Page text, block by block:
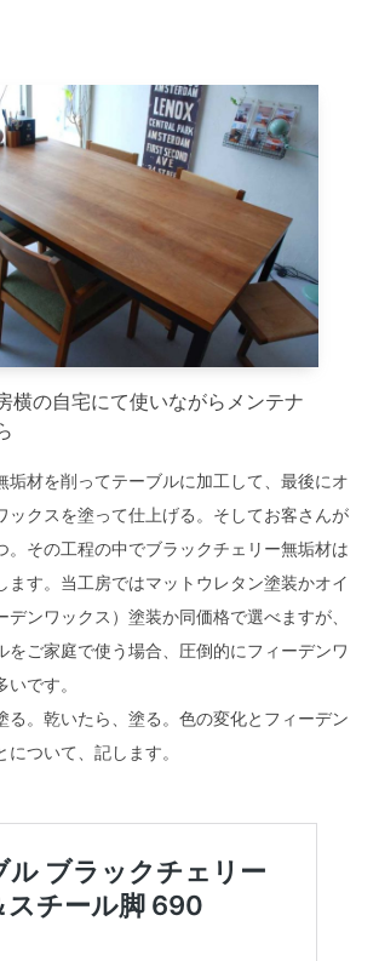
Storage
木の小物・その他
Furniture
造り付け家具
Build-in
オーダーキッチン
Order-kitchen
横の自宅にて使いながらメンテナ
垢材を削ってテーブルに加工して、最後にオ
ックスを塗って仕上げる。そしてお客さんが
。その工程の中でブラックチェリー無垢材は
ます。当工房ではマットウレタン塗装かオイ
デンワックス）塗装か同価格で選べますが、
をご家庭で使う場合、圧倒的にフィーデンワ
です。
る。乾いたら、塗る。色の変化とフィーデン
ついて、記します。